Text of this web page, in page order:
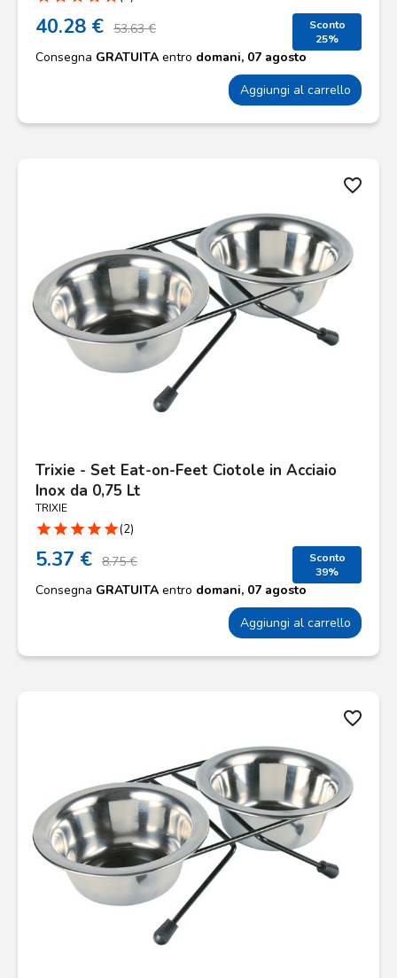
40.28 € 53.63 €
Sconto
25%
Consegna GRATUITA entro domani, 07 agosto
Aggiungi al carrello
favorite_border
Trixie - Set Eat-on-Feet Ciotole in Acciaio
Inox da 0,75 Lt
TRIXIE
star star star star star(2)
5.37 € 8.75 €
Sconto
39%
Consegna GRATUITA entro domani, 07 agosto
Aggiungi al carrello
favorite_border